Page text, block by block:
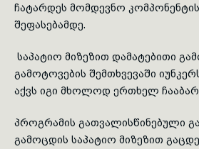
ჩატარდეს მომდევნო
შეფასებამდე.
საპატიო მიზეზით დამატებითი
გამოტოვების შემთხვევაში
აქვს იგი მხოლოდ ერთხელ
პროგრამის გათვალისწინებული
გამოცდის საპატიო მიზეზით